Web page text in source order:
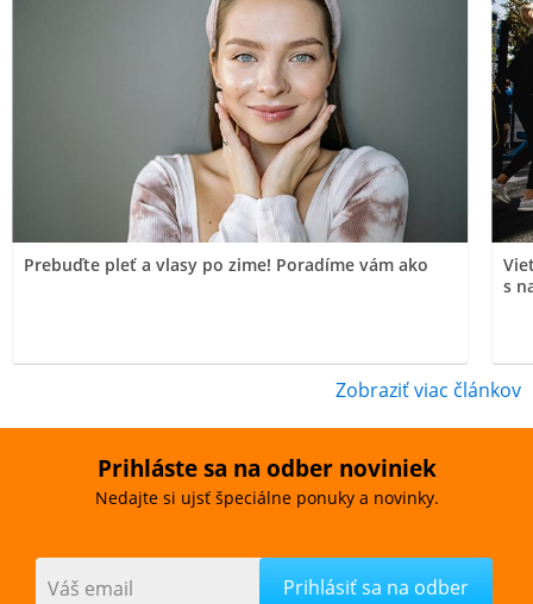
Prebuďte pleť a vlasy po zime! Poradíme vám ako
s
Zobraziť viac článkov
Prihláste sa na odber noviniek
Nedajte si ujsť špeciálne ponuky a novinky.
Váš email